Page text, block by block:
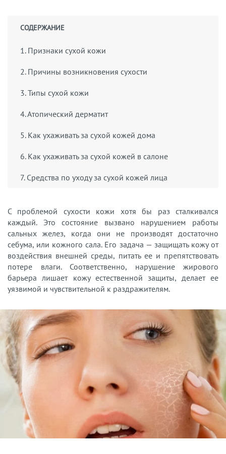
СОДЕРЖАНИЕ
1. Признаки сухой кожи
2. Причины возникновения сухости
3. Типы сухой кожи
4. Атопический дерматит
5. Как ухаживать за сухой кожей дома
6. Как ухаживать за сухой кожей в салоне
7. Средства по уходу за сухой кожей лица
С проблемой сухости кожи хотя бы раз сталкивался
каждый. Это состояние вызвано нарушением работы
сальных желез, когда они не производят достаточно
себума, или кожного сала. Его задача — защищать кожу от
воздействия внешней среды, питать ее и препятствовать
потере влаги. Соответственно, нарушение жирового
барьера лишает кожу естественной защиты, делает ее
уязвимой и чувствительной к раздражителям.